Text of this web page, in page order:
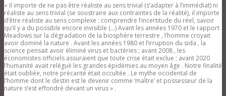
« Il importe de ne pas être réaliste au sens trivial (s’adapter à l’immédiat) ni
réaliste au sens trivial (se soustraire aux contraintes de la réalité), il importe
d’être réaliste au sens complexe : comprendre l’incertitude du réel, savoir
qu’il y a du possible encore invisible (…) Avant les années 1970 et le rapport
Meadows sur la dégradation de la biosphère terrestre , l’homme croyait
avoir dominé la nature . Avant les années 1980 et l’irruption du sida , la
science pensait avoir éliminé virus et bactéries ; avant 2008 , les
économistes officiels assuraient que toute crise était exclue ; avant 2020
l’humanité avait relégué les grandes épidémies au moyen âge . Notre finalité
était oubliée, notre précarité était occultée . Le mythe occidental de
l’homme dont le destin est le devenir comme ‘maître’ et possesseur de la
nature s’est effondré devant un virus » .